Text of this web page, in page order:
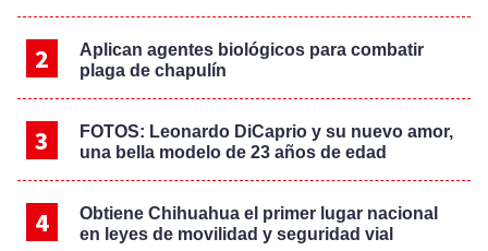
Aplican agentes biológicos para combatir
plaga de chapulín
FOTOS: Leonardo DiCaprio y su nuevo amor,
una bella modelo de 23 años de edad
Obtiene Chihuahua el primer lugar nacional
en leyes de movilidad y seguridad vial